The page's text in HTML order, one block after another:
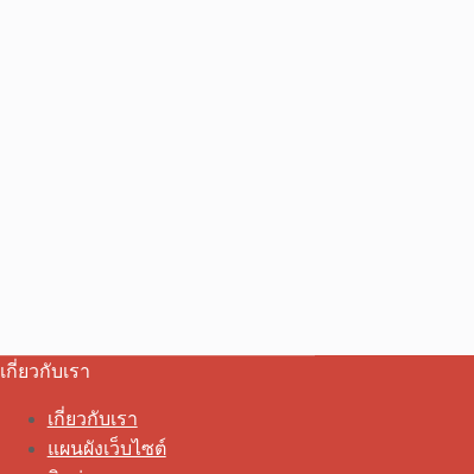
เกี่ยวกับเรา
เกี่ยวกับเรา
แผนผังเว็บไซต์